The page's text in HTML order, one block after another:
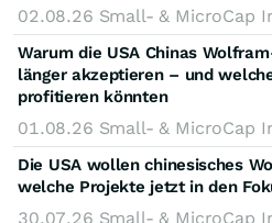
02.08.26 Small- & MicroCap
Warum die USA Chinas
länger akzeptieren – und
profitieren könnten
01.08.26 Small- & MicroCap
Die USA wollen chinesisches
welche Projekte jetzt in den
30.07.26 Small- & MicroCap